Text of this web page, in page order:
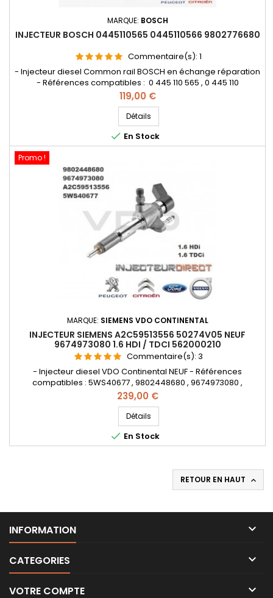
MARQUE: BOSCH
INJECTEUR BOSCH 0445110565 0445110566 9802776680
Commentaire(s): 1
- Injecteur diesel Common rail BOSCH en échange réparation
- Références compatibles : 0 445 110 565 , 0 445 110
566 , 9802776680 , 98 027 76680 - Pour motorisation Peugeot
Citroen PSA 1.6 HDI Pièce d’origine
Prix
119,00 €
Détails
 En Stock
Promo !
MARQUE: SIEMENS VDO CONTINENTAL
INJECTEUR SIEMENS A2C59513556 50274V05 NEUF
9674973080 1.6 HDI / TDCI 562000210
Commentaire(s): 3
- Injecteur diesel VDO Continental NEUF - Références
compatibles : 5WS40677 , 9802448680 , 9674973080 ,
50274V05 , 1980ER , 1980S0 , 1980R9 , 1980ET , 1791017 , 1812616 ,
1685796 , 1709667 , AV6Q9F593AA , AV6Q-9F59-3AA , AV6Q-
9F59-3AB , 36001726 , 36001727 , 36001728 , 36001729 , 31303994
, 31366585 , Y65013H50A , Y650-13H-50A , 1608518380
, 562000210 -...
Prix
239,00 €
Détails
 En Stock
RETOUR EN HAUT 
INFORMATION 
CATEGORIES 
VOTRE COMPTE 